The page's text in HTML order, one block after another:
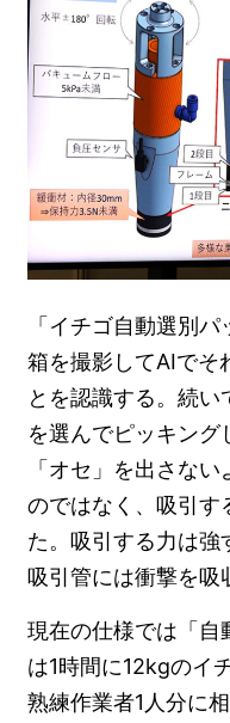
「イチゴ自動選別
箱を撮影してAIでそ
とを認識する。続
を選んでピッキング
「オセ」を出さな
のではなく、吸引す
た。吸引する力は強
吸引管には衝撃を吸
現在の仕様では「自
は1時間に12kgのイ
熟練作業者1人分に